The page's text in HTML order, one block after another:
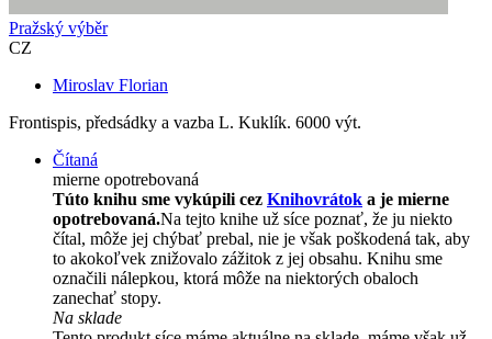
Pražský výběr
CZ
Miroslav Florian
Frontispis, předsádky a vazba L. Kuklík. 6000 výt.
Čítaná
mierne opotrebovaná
Túto knihu sme vykúpili cez Knihovrátok a je mierne
opotrebovaná.Na tejto knihe už síce poznať, že ju niekto
čítal, môže jej chýbať prebal, nie je však poškodená tak, aby
to akokoľvek znižovalo zážitok z jej obsahu. Knihu sme
označili nálepkou, ktorá môže na niektorých obaloch
zanechať stopy.
Na sklade